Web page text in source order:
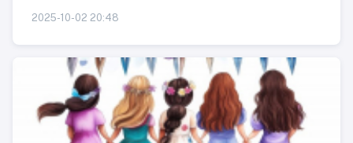
2025-10-02 20:48